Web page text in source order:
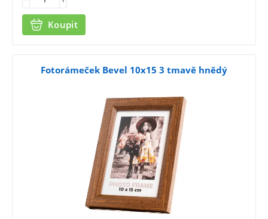
Koupit
Fotorámeček Bevel 10x15 3 tmavě hnědý